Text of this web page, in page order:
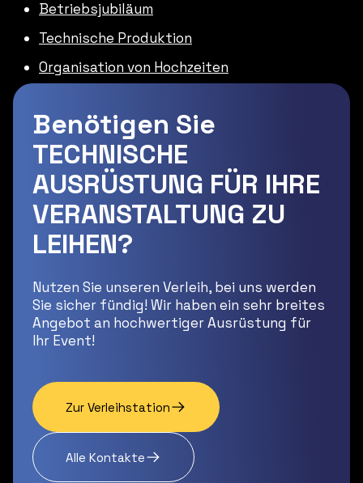
Betriebsjubiläum
Technische Produktion
Organisation von Hochzeiten
Benötigen Sie
TECHNISCHE
AUSRÜSTUNG FÜR IHRE
VERANSTALTUNG ZU
LEIHEN?
Nutzen Sie unseren Verleih, bei uns werden
Sie sicher fündig! Wir haben ein sehr breites
Angebot an hochwertiger Ausrüstung für
Ihr Event!
Zur Verleihstation
Alle Kontakte